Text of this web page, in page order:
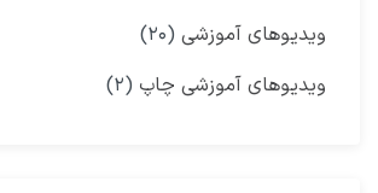
ویدیوهای آموزشی (۲۰)
ویدیوهای آموزشی چاپ (۲)